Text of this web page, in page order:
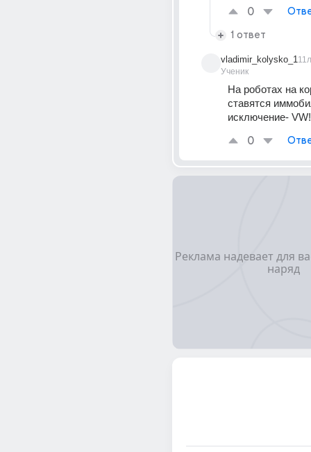
0
1 ответ
vladimir_kolysko_1
Ученик
На роботах на
ставятся
исключение- VW!
0